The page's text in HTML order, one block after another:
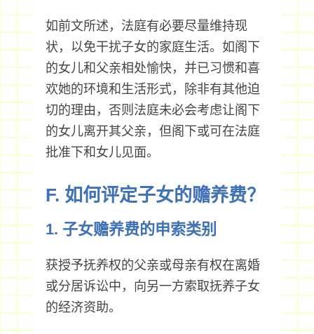
如前文所述，法庭有必要尽量维持现
状，以免干扰子女的家庭生活。如阁下
的女儿和父亲相处愉快，并已习惯和喜
欢她的环境和生活形式，除非有其他迫
切的理由，否则法庭未必会考虑让阁下
的女儿离开其父亲，但阁下或可在法庭
批准下和女儿见面。
F. 如何评定子女的赡养费？
1. 子女赡养费的申索类别
获授予抚养权的父亲或母亲有权在离婚
或分居诉讼中，向另一方索取抚养子女
的经济资助。